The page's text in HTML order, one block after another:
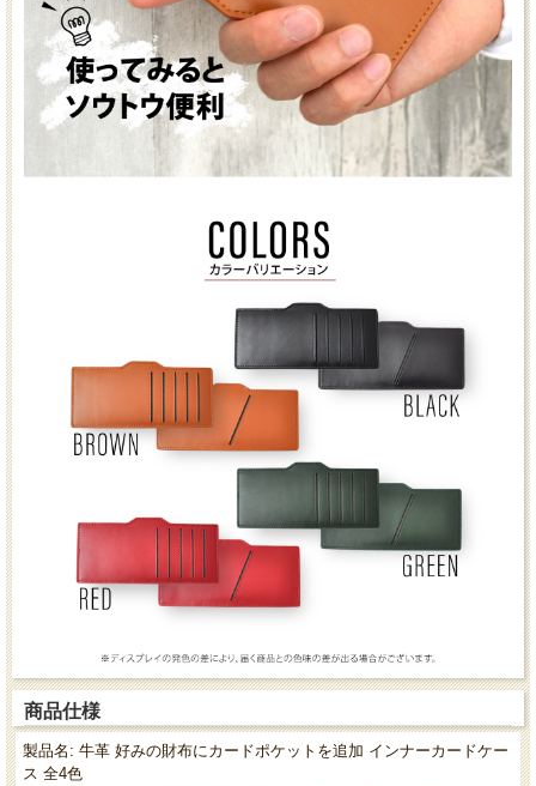
商品仕様
製品名: 牛革 好みの財布にカードポケットを追加 インナーカードケー
ス 全4色